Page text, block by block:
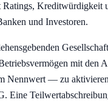
Ratings, Kreditwürdigkeit
und Investoren.
mit den
Nennwert — zu
Eine